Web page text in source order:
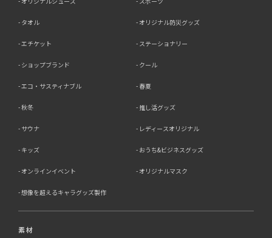
タオル オリジナル防災グッズ
エチケット ステーショナリー
ショップブランド クール
エコ・サスティナブル 春夏
秋冬 推し活グッズ
サウナ レディースオリジナル
キッズ おうち&ビジネスグッズ
オンラインイベント オリジナルマスク
想像を超えるキャラグッズ製作
素材